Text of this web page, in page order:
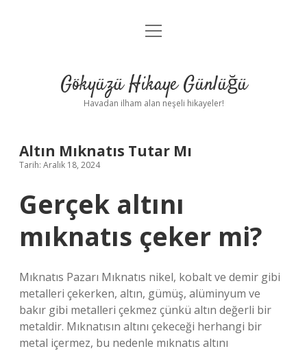
Anasayfa
Yasal Uyarı
menüyü
Gökyüzü Hikaye Günlüğü
Havadan ilham alan neşeli hikayeler!
Altın Mıknatıs Tutar Mı
Tarih: Aralık 18, 2024
Gerçek altını
mıknatıs çeker mi?
Mıknatıs Pazarı Mıknatıs nikel, kobalt ve demir gibi
metalleri çekerken, altın, gümüş, alüminyum ve
bakır gibi metalleri çekmez çünkü altın değerli bir
metaldir. Mıknatısın altını çekeceği herhangi bir
metal içermez, bu nedenle mıknatıs altını